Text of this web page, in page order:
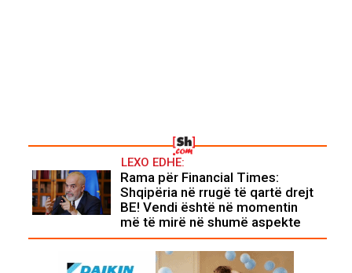
LEXO EDHE:
Rama për Financial Times:
Shqipëria në rrugë të qartë drejt
BE! Vendi është në momentin
më të mirë në shumë aspekte